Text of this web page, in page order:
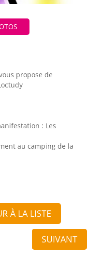
propose de
: Les
au camping de la
À LA LISTE
SUIVANT